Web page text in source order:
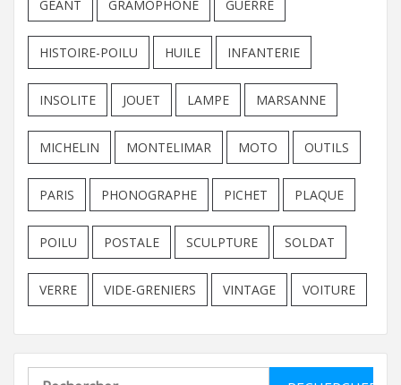
GEANT GRAMOPHONE GUERRE
HISTOIRE-POILU HUILE INFANTERIE
INSOLITE JOUET LAMPE MARSANNE
MICHELIN MONTELIMAR MOTO OUTILS
PARIS PHONOGRAPHE PICHET PLAQUE
POILU POSTALE SCULPTURE SOLDAT
VERRE VIDE-GRENIERS VINTAGE VOITURE
Rechercher :